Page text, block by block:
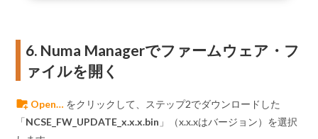
6. Numa Managerでファームウェア・フ
ァイルを開く
Open… をクリックして、ステップ2でダウンロードした
「NCSE_FW_UPDATE_x.x.x.bin 」（x.x.xはバージョン）を選択